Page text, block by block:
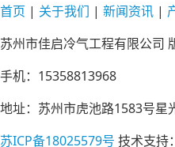
首页 | 关于我们 | 新闻资讯 |
苏州市佳启冷气工程有限公司
手机：15358813968
地址：苏州市虎池路1583号星
苏ICP备18025579号 技术支持：